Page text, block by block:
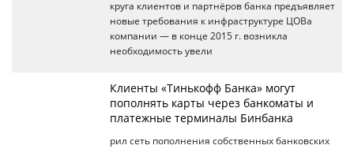
круга клиентов и партнёров банка предъявляет
новые требования к инфраструктуре ЦОВа
компании — в конце 2015 г. возникла
необходимость увели
Клиенты «Тинькофф Банка» могут
пополнять карты через банкоматы и
платежные терминалы Бинбанка
рил сеть пополнения собственных банковских